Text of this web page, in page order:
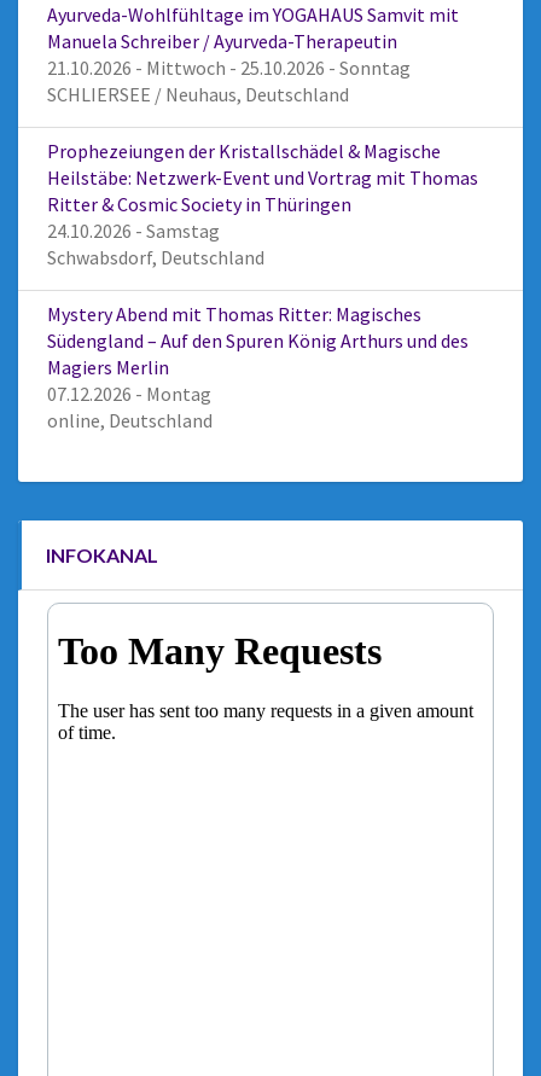
Ayurveda-Wohlfühltage im YOGAHAUS Samvit mit
Manuela Schreiber / Ayurveda-Therapeutin
21.10.2026 - Mittwoch - 25.10.2026 - Sonntag
SCHLIERSEE / Neuhaus, Deutschland
Prophezeiungen der Kristallschädel & Magische
Heilstäbe: Netzwerk-Event und Vortrag mit Thomas
Ritter & Cosmic Society in Thüringen
24.10.2026 - Samstag
Schwabsdorf, Deutschland
Mystery Abend mit Thomas Ritter: Magisches
Südengland – Auf den Spuren König Arthurs und des
Magiers Merlin
07.12.2026 - Montag
online, Deutschland
INFOKANAL